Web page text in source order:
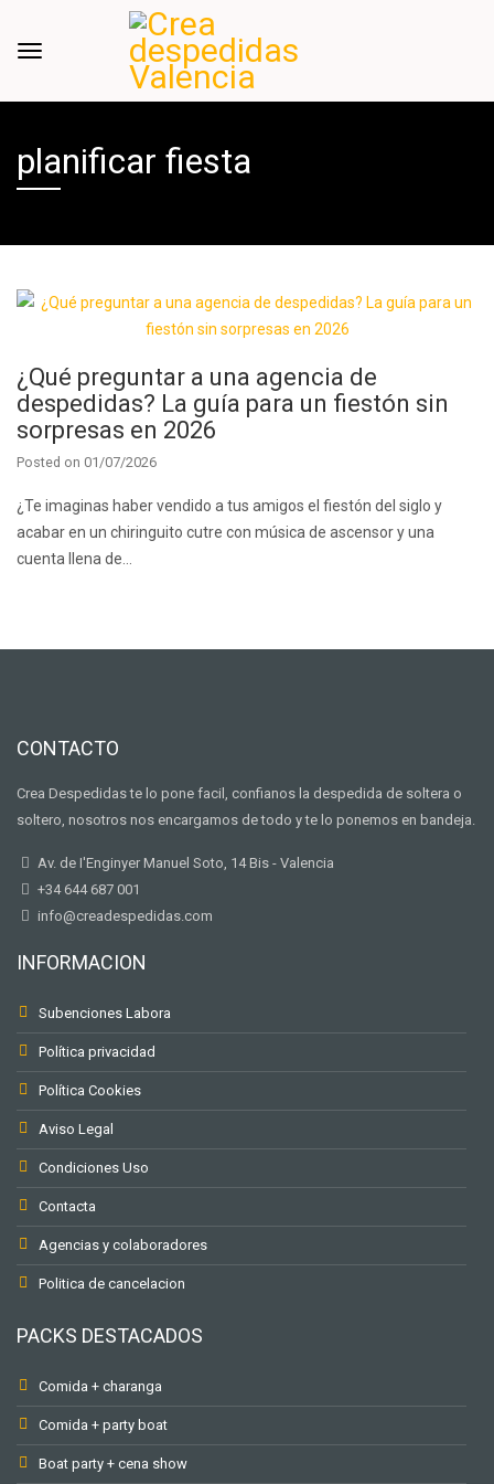
planificar fiesta
¿Qué preguntar a una agencia de
despedidas? La guía para un fiestón sin
sorpresas en 2026
Posted on 01/07/2026
¿Te imaginas haber vendido a tus amigos el fiestón del siglo y
acabar en un chiringuito cutre con música de ascensor y una
cuenta llena de…
CONTACTO
Crea Despedidas te lo pone facil, confianos la despedida de soltera o
soltero, nosotros nos encargamos de todo y te lo ponemos en bandeja.
Av. de I'Enginyer Manuel Soto, 14 Bis - Valencia
+34 644 687 001
info@creadespedidas.com
INFORMACION
Subenciones Labora
Política privacidad
Política Cookies
Aviso Legal
Condiciones Uso
Contacta
Agencias y colaboradores
Politica de cancelacion
PACKS DESTACADOS
Comida + charanga
Comida + party boat
Boat party + cena show